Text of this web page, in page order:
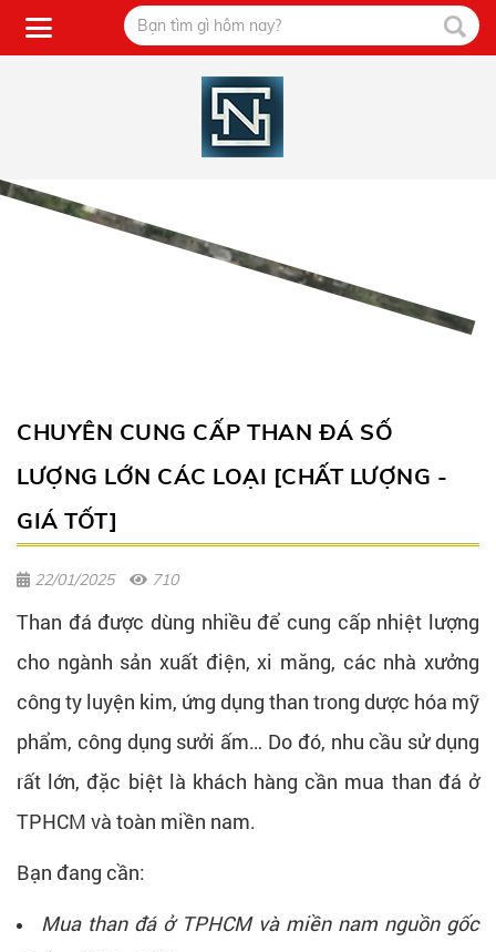
CHUYÊN CUNG CẤP THAN ĐÁ SỐ
LƯỢNG LỚN CÁC LOẠI [CHẤT LƯỢNG -
GIÁ TỐT]
22/01/2025 710
Than đá được dùng nhiều để cung cấp nhiệt lượng
cho ngành sản xuất điện, xi măng, các nhà xưởng
công ty luyện kim, ứng dụng than trong dược hóa mỹ
phẩm, công dụng sưởi ấm… Do đó, nhu cầu sử dụng
rất lớn, đặc biệt là khách hàng cần mua than đá ở
TPHCM và toàn miền nam.
Bạn đang cần:
Mua than đá ở TPHCM và miền nam nguồn gốc